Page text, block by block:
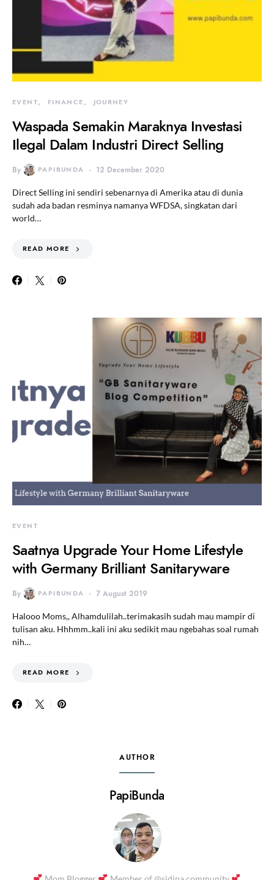
EVENT FINANCE JOURNEY
Waspada Semakin Maraknya Investasi
Ilegal Dalam Industri Direct Selling
By PAPIBUNDA 12 December 2020
Direct Selling ini sendiri sebenarnya di Amerika atau di dunia
sudah ada badan resminya namanya WFDSA, singkatan dari
world…
READ MORE
EVENT
Saatnya Upgrade Your Home Lifestyle
with Germany Brilliant Sanitaryware
By PAPIBUNDA 7 August 2019
Halooo Moms,, Alhamdulilah..terimakasih sudah mau mampir di
tulisan aku. Hhhmm..kali ini aku sedikit mau ngebahas soal rumah
nih…
READ MORE
AUTHOR
PapiBunda